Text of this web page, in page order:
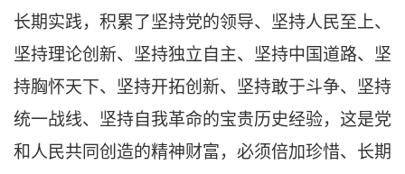
长期实践，积累了坚持党的领导、坚持人民至上、
坚持理论创新、坚持独立自主、坚持中国道路、坚
持胸怀天下、坚持开拓创新、坚持敢于斗争、坚持
统一战线、坚持自我革命的宝贵历史经验，这是党
和人民共同创造的精神财富，必须倍加珍惜、长期